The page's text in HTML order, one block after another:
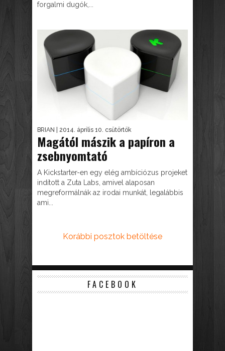
forgalmi dugók,...
BRIAN | 2014. április 10. csütörtök
Magától mászik a papíron a
zsebnyomtató
A Kickstarter-en egy elég ambíciózus projeket
indított a Zuta Labs, amivel alaposan
megreformálnák az irodai munkát, legalábbis
ami...
Korábbi posztok betöltése
FACEBOOK